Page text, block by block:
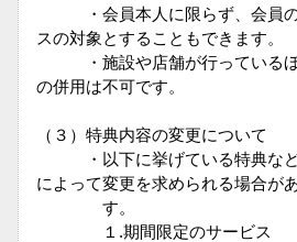
・会員本人に限らず、会員の
スの対象とすることもできます。
・施設や店舗が行っているほ
の併用は不可です。
（３）特典内容の変更について
・以下に挙げている特典など
によって変更を求められる場合が
す。
１.期間限定のサービス